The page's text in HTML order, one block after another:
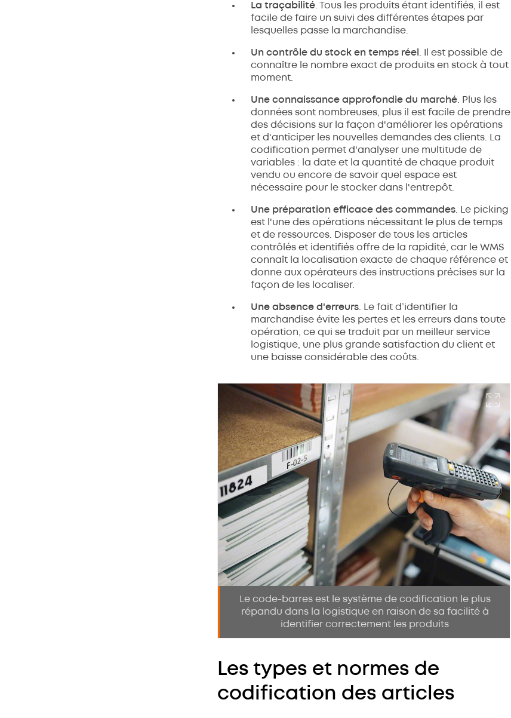
La traçabilité . Tous les produits étant identifiés, il est
facile de faire un suivi des différentes étapes par
lesquelles passe la marchandise.
Un contrôle du stock en temps réel
. Il est possible de
connaître le nombre exact de produits en stock à tout
moment.
Une connaissance approfondie du marché . Plus les
données sont nombreuses, plus il est facile de prendre
des décisions sur la façon d'améliorer les opérations
et d'anticiper les nouvelles demandes des clients. La
codification permet d'analyser une multitude de
variables : la date et la quantité de chaque produit
vendu ou encore de savoir quel espace est
nécessaire pour le stocker dans l'entrepôt.
Une préparation efficace des commandes . Le picking
est l'une des opérations nécessitant le plus de temps
et de ressources. Disposer de tous les articles
contrôlés et identifiés offre de la rapidité, car le WMS
connaît la localisation exacte de chaque référence et
donne aux opérateurs des instructions précises sur la
façon de les localiser.
Une absence d'erreurs . Le fait d’identifier la
marchandise évite les pertes et les erreurs dans toute
opération, ce qui se traduit par un meilleur service
logistique, une plus grande satisfaction du client et
une baisse considérable des coûts.
Le code-barres est le système de codification le plus
répandu dans la logistique en raison de sa facilité à
identifier correctement les produits
Les types et normes de
codification des articles